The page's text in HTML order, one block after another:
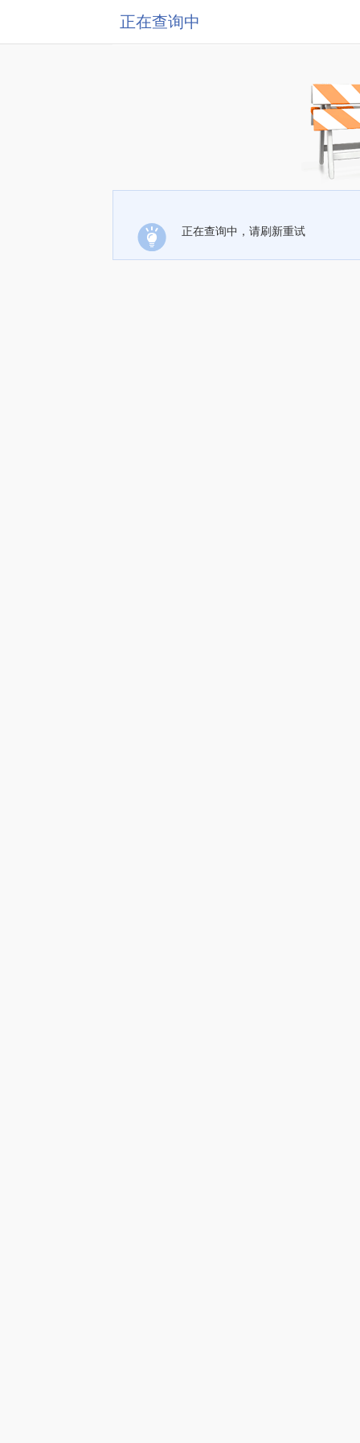
正在查询中
正在查询中，请刷新重试